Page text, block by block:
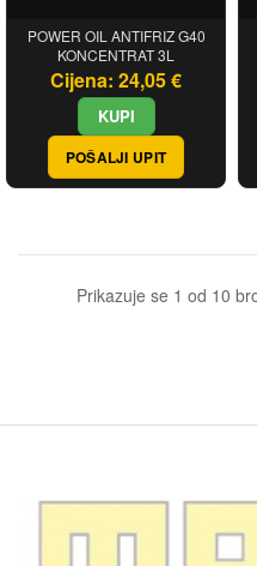
POWER OIL ANTIFRIZ G40
KONCENTRAT 3L
Cijena: 24,05 €
POŠALJI UPIT
Prikazuje se 1 od 10